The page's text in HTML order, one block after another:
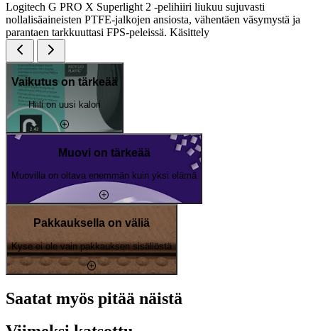
Logitech G PRO X Superlight 2 -pelihiiri liukuu sujuvasti
nollalisäaineisten PTFE-jalkojen ansiosta, vähentäen väsymystä ja
parantaen tarkkuuttasi FPS-peleissä. Käsittely
Vaikutus on tärkeää
Hiili on uusi kalori
Muovi on tärkeää
Muovilla on oltava enemmän kuin yksi elämä
Pakkauksella on väliä
Kyse ei ole vain pakkauksen sisällöstä
Saatat myös pitää näistä